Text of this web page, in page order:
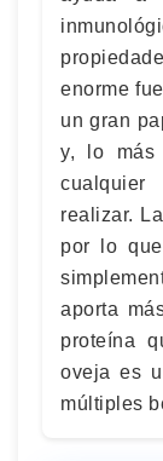
enorme
un gran
y, lo más
realizar.
por lo
aporta
proteína
oveja es
múltiples